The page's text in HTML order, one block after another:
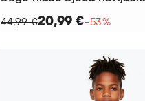
44,99 €20,99 €−53%